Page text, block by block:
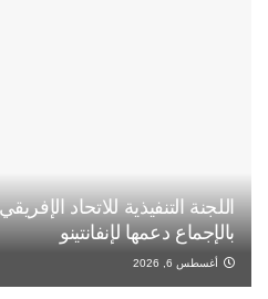
اللجنة التنفيذية للاتحاد
بالإجماع دعمها لإنفانتينو
أغسطس 6, 2026